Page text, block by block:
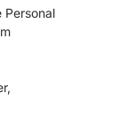
Personal